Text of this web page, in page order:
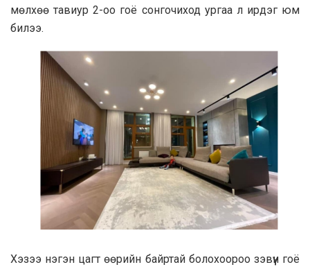
мөлхөө тавиур 2-оо гоё сонгочиход ургаа л ирдэг юм
билээ.
Хэзээ нэгэн цагт өөрийн байртай болохоороо зэвүүн гоё